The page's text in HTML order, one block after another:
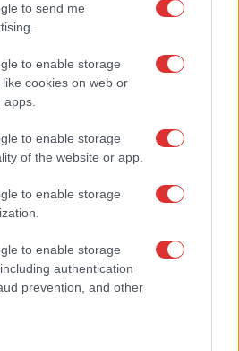
to send me
to enable storage
cookies on web or
to enable storage
of the website or app.
to enable storage
to enable storage
authentication
prevention, and other
09DA
12DA
12.000BTU